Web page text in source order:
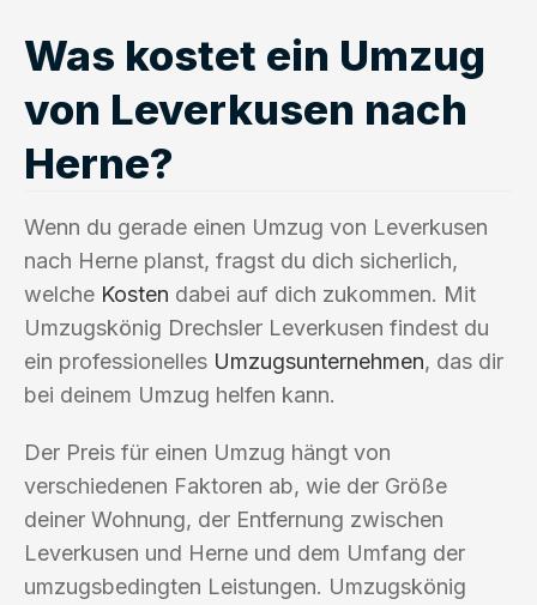
Was kostet ein Umzug
von Leverkusen nach
Herne?
Wenn du gerade einen Umzug von Leverkusen
nach Herne planst, fragst du dich sicherlich,
welche Kosten dabei auf dich zukommen. Mit
Umzugskönig Drechsler Leverkusen findest du
ein professionelles Umzugsunternehmen, das dir
bei deinem Umzug helfen kann.
Der Preis für einen Umzug hängt von
verschiedenen Faktoren ab, wie der Größe
deiner Wohnung, der Entfernung zwischen
Leverkusen und Herne und dem Umfang der
umzugsbedingten Leistungen. Umzugskönig